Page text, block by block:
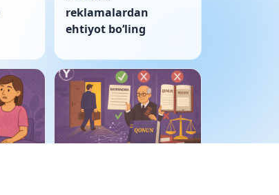
reklamalardan
ehtiyot boʻling